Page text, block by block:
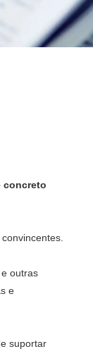
concreto
outras
e
suportar